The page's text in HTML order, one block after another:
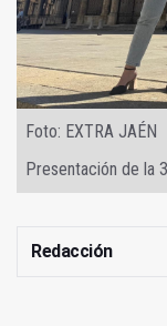
Foto: EXTRA JAÉN
Presentación de la
Redacción